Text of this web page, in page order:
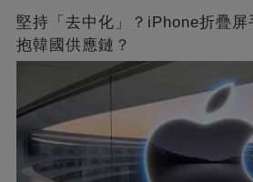
堅持「去中化」？iPhone折疊
抱韓國供應鏈？